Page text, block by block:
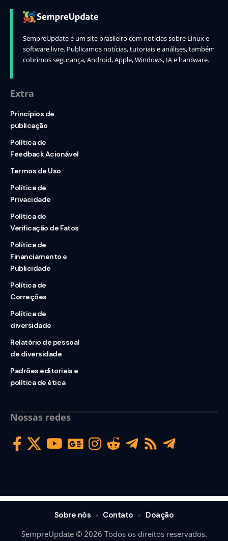
SempreUpdate é um site brasileiro com notícias sobre Linux e
software livre. Publicamos notícias, tutoriais e análises, também
cobrimos segurança, Android, Apple, Windows, IA e hardware.
Extra
Princípios de
publicação
Política de
Feedback Acionável
Termos de Uso
Política de
Privacidade
Política de
Verificação de Fatos
Política de
Financiamento e
Publicidade
Política de
Correções
Política de
diversidade
Relatório de pessoal
de diversidade
Padrões editoriais e
política de ética
Nossas redes
SempreUpdate © 2026 Todos os direitos reservados.
Sobre nós Contato Doação